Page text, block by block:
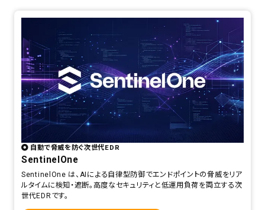
自動で脅威を防ぐ次世代EDR
SentinelOne
SentinelOne は、AIによる自律型防御でエンドポイントの脅威をリア
ルタイムに検知・遮断。高度なセキュリティと低運用負荷を両立する次
世代EDRです。